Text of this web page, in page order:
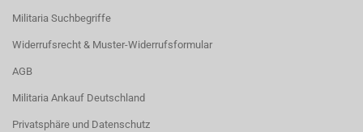
Militaria Suchbegriffe
Widerrufsrecht & Muster-Widerrufsformular
AGB
Militaria Ankauf Deutschland
Privatsphäre und Datenschutz